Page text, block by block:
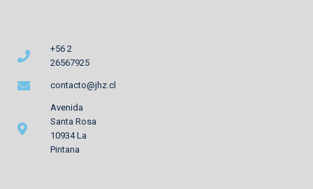
+56 2
26567925
contacto@jhz.cl
Avenida
Santa Rosa
10934 La
Pintana